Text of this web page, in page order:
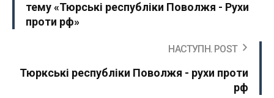
тему «Тюрські республіки Поволжя - Рухи
проти рф»
НАСТУПН. POST
Тюркські республіки Поволжя - рухи проти
рф